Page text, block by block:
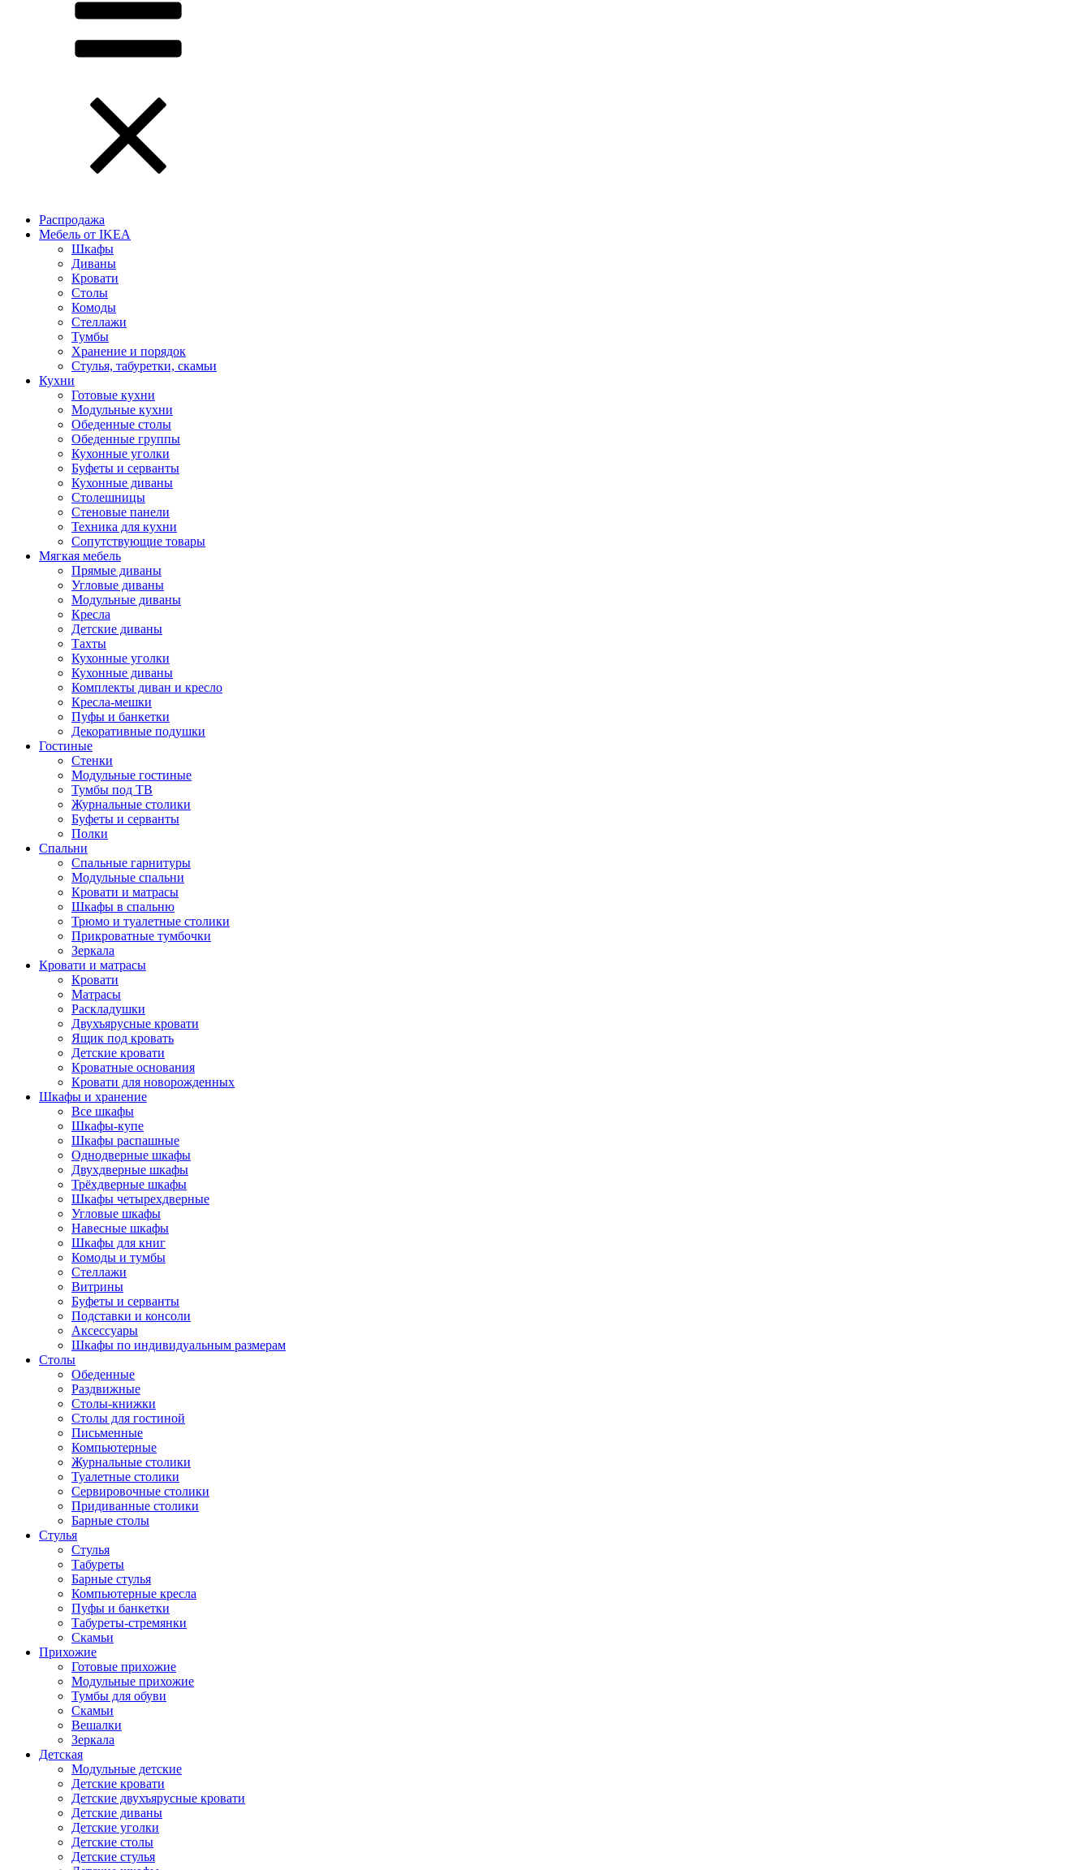
Распродажа
Мебель от IKEA
Шкафы
Диваны
Кровати
Столы
Комоды
Стеллажи
Тумбы
Хранение и порядок
Стулья, табуретки, скамьи
Кухни
Готовые кухни
Модульные кухни
Обеденные столы
Обеденные группы
Кухонные уголки
Буфеты и серванты
Кухонные диваны
Столешницы
Стеновые панели
Техника для кухни
Сопутствующие товары
Мягкая мебель
Прямые диваны
Угловые диваны
Модульные диваны
Кресла
Детские диваны
Тахты
Кухонные уголки
Кухонные диваны
Комплекты диван и кресло
Кресла-мешки
Пуфы и банкетки
Декоративные подушки
Гостиные
Стенки
Модульные гостиные
Тумбы под ТВ
Журнальные столики
Буфеты и серванты
Полки
Спальни
Спальные гарнитуры
Модульные спальни
Кровати и матрасы
Шкафы в спальню
Трюмо и туалетные столики
Прикроватные тумбочки
Зеркала
Кровати и матрасы
Кровати
Матрасы
Раскладушки
Двухъярусные кровати
Ящик под кровать
Детские кровати
Кроватные основания
Кровати для новорожденных
Шкафы и хранение
Все шкафы
Шкафы-купе
Шкафы распашные
Однодверные шкафы
Двухдверные шкафы
Трёхдверные шкафы
Шкафы четырехдверные
Угловые шкафы
Навесные шкафы
Шкафы для книг
Комоды и тумбы
Стеллажи
Витрины
Буфеты и серванты
Подставки и консоли
Аксессуары
Шкафы по индивидуальным размерам
Столы
Обеденные
Раздвижные
Столы-книжки
Столы для гостиной
Письменные
Компьютерные
Журнальные столики
Туалетные столики
Сервировочные столики
Придиванные столики
Барные столы
Стулья
Стулья
Табуреты
Барные стулья
Компьютерные кресла
Пуфы и банкетки
Табуреты-стремянки
Скамьи
Прихожие
Готовые прихожие
Модульные прихожие
Тумбы для обуви
Скамьи
Вешалки
Зеркала
Детская
Модульные детские
Детские кровати
Детские двухъярусные кровати
Детские диваны
Детские уголки
Детские столы
Детские стулья